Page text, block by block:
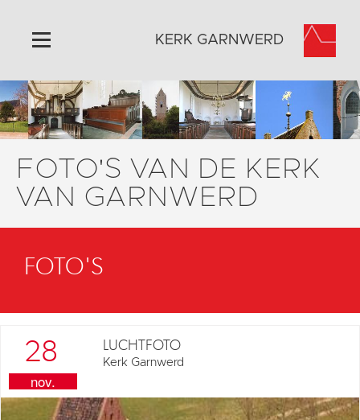
Home
Algemeen
Historie
Omgeving
Activiteiten
Foto's
Contact
Vaktaal
KERK GARNWERD
FOTO'S VAN DE KERK
VAN GARNWERD
FOTO'S
28
nov.
LUCHTFOTO
Kerk Garnwerd